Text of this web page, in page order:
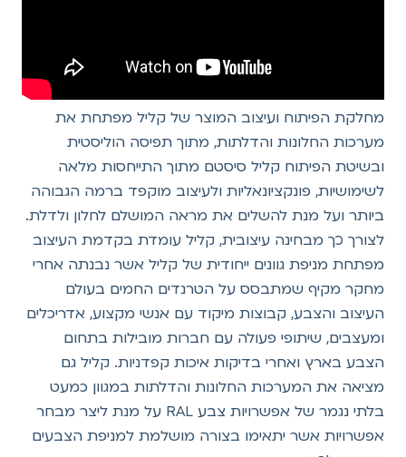
מחלקת הפיתוח ועיצוב המוצר של קליל מפתחת את
מערכות החלונות והדלתות, מתוך תפיסה הוליסטית
ובשיטת הפיתוח קליל סיסטם מתוך התייחסות מלאה
לשימושיות, פונקציונאליות ולעיצוב מוקפד ברמה הגבוהה
ביותר ועל מנת להשלים את מראה המושלם לחלון ולדלת.
לצורך כך מבחינה עיצובית, קליל עומדת בקדמת העיצוב
מפתחת מניפת גוונים ייחודית של קליל אשר נבנתה אחרי
מחקר מקיף שמתבסס על הטרנדים החמים בעולם
העיצוב והצבע, קבוצות מיקוד עם אנשי מקצוע, אדריכלים
ומעצבים, שיתופי פעולה עם חברות מובילות בתחום
הצבע בארץ ואחרי בדיקות איכות קפדניות. קליל גם
מציאה את המערכות החלונות והדלתות במגוון כמעט
בלתי נגמר של אפשרויות צבע RAL על מנת ליצר מבחר
אפשרויות אשר יתאימו בצורה מושלמת למניפת הצבעים